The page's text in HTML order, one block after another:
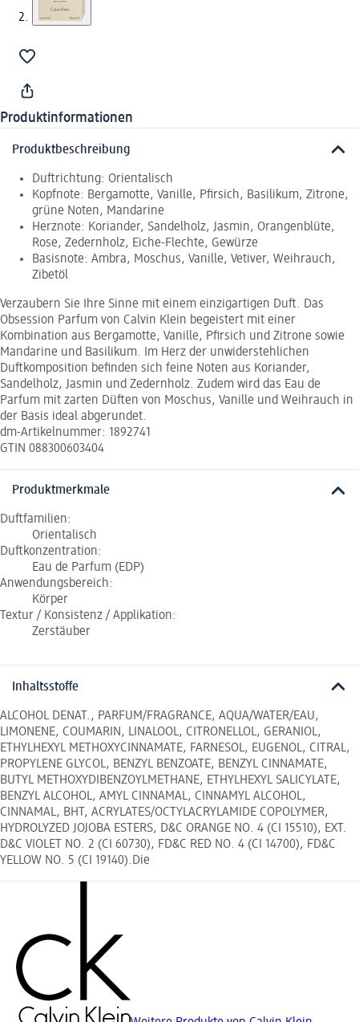
Produktinformationen
Produktbeschreibung
Duftrichtung: Orientalisch
Kopfnote: Bergamotte, Vanille, Pfirsich, Basilikum, Zitrone,
grüne Noten, Mandarine
Herznote: Koriander, Sandelholz, Jasmin, Orangenblüte,
Rose, Zedernholz, Eiche-Flechte, Gewürze
Basisnote: Ambra, Moschus, Vanille, Vetiver, Weihrauch,
Zibetöl
Verzaubern Sie Ihre Sinne mit einem einzigartigen Duft. Das
Obsession Parfum von Calvin Klein begeistert mit einer
Kombination aus Bergamotte, Vanille, Pfirsich und Zitrone sowie
Mandarine und Basilikum. Im Herz der unwiderstehlichen
Duftkomposition befinden sich feine Noten aus Koriander,
Sandelholz, Jasmin und Zedernholz. Zudem wird das Eau de
Parfum mit zarten Düften von Moschus, Vanille und Weihrauch in
der Basis ideal abgerundet.
dm-Artikelnummer: 1892741
GTIN 088300603404
Produktmerkmale
Duftfamilien:
Orientalisch
Duftkonzentration:
Eau de Parfum (EDP)
Anwendungsbereich:
Körper
Textur / Konsistenz / Applikation:
Zerstäuber
Inhaltsstoffe
ALCOHOL DENAT., PARFUM/FRAGRANCE, AQUA/WATER/EAU,
LIMONENE, COUMARIN, LINALOOL, CITRONELLOL, GERANIOL,
ETHYLHEXYL METHOXYCINNAMATE, FARNESOL, EUGENOL, CITRAL,
PROPYLENE GLYCOL, BENZYL BENZOATE, BENZYL CINNAMATE,
BUTYL METHOXYDIBENZOYLMETHANE, ETHYLHEXYL SALICYLATE,
BENZYL ALCOHOL, AMYL CINNAMAL, CINNAMYL ALCOHOL,
CINNAMAL, BHT, ACRYLATES/OCTYLACRYLAMIDE COPOLYMER,
HYDROLYZED JOJOBA ESTERS, D&C ORANGE NO. 4 (CI 15510), EXT.
D&C VIOLET NO. 2 (CI 60730), FD&C RED NO. 4 (CI 14700), FD&C
YELLOW NO. 5 (CI 19140).Die